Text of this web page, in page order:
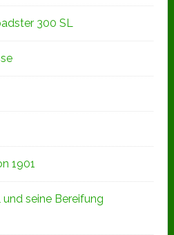
300 SL
1901
seine Bereifung